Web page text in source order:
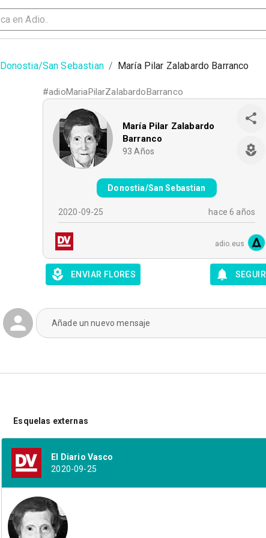
Donostia/San Sebastian / María Pilar Zalabardo Barranco
#adioMariaPilarZalabardoBarranco
María Pilar Zalabardo
Barranco
93 Años
Donostia/San Sebastian
2020-09-25 hace 6 años
adio.eus
ENVIAR FLORES SEGUIR
Añade un nuevo mensaje
Esquelas externas
El Diario Vasco
2020-09-25